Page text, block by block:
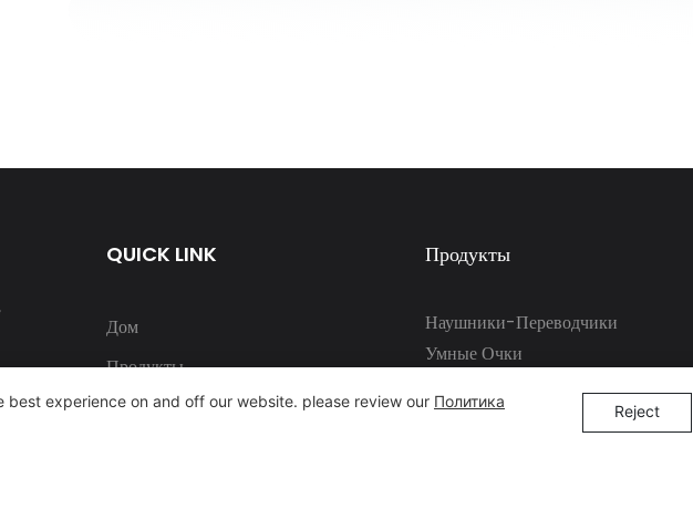
QUICK LINK
Дом
Продукты
Индивидуальные услуги
Продукты
Наушники-Переводчики
Умные Очки
experience on and off our website. please review our Политика
Reject